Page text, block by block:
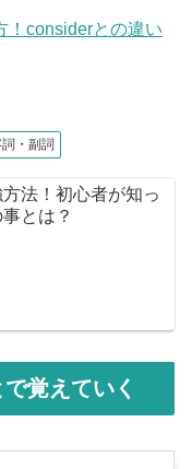
！considerとの違い
・副詞
法！初心者が知っ
とは？
覚えていく